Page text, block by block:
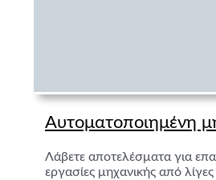
Αυτοματοποιημένη
Λάβετε αποτελέσματα για
εργασίες μηχανικής από